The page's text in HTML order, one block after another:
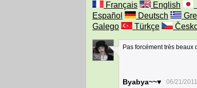
Français
English
Español
Deutsch
Galego
Türkçe
36
Pas forcément très beaux
Byabya~~♥ 06/21/